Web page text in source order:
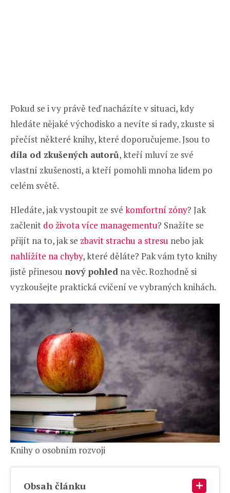
Pokud se i vy právě teď nacházíte v situaci, kdy
hledáte nějaké východisko a nevíte si rady, zkuste si
přečíst některé knihy, které doporučujeme. Jsou to
díla od zkušených autorů, kteří mluví ze své
vlastní zkušenosti, a kteří pomohli mnoha lidem po
celém světě.
Hledáte, jak vystoupit ze své komfortní zóny? Jak
začlenit do života více managementu? Snažíte se
přijít na to, jak se zbavit strachu a stresu nebo jak
nahlížíte na chyby, které děláte? Pak vám tyto knihy
jistě přinesou nový pohled na věc. Rozhodně si
vyzkoušejte praktická cvičení ve vybraných knihách.
Knihy o osobním rozvoji
Obsah článku